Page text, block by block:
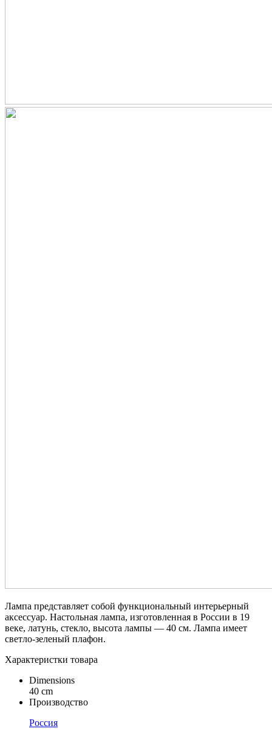
Лампа представляет собой функциональный интерьерный
аксессуар. Настольная лампа, изготовленная в России в 19
веке, латунь, стекло, высота лампы — 40 см. Лампа имеет
светло-зеленый плафон.
Характеристки товара
Dimensions
40 cm
Производство
Россия